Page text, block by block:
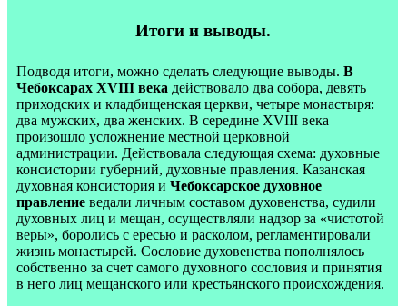
Итоги и выводы.
Подводя итоги, можно сделать следующие выводы. В
Чебоксарах XVIII века действовало два собора, девять
приходских и кладбищенская церкви, четыре монастыря:
два мужских, два женских. В середине XVIII века
произошло усложнение местной церковной
администрации. Действовала следующая схема: духовные
консистории губерний, духовные правления. Казанская
духовная консистория и Чебоксарское духовное
правление ведали личным составом духовенства, судили
духовных лиц и мещан, осуществляли надзор за «чистотой
веры», боролись с ересью и расколом, регламентировали
жизнь монастырей. Сословие духовенства пополнялось
собственно за счет самого духовного сословия и принятия
в него лиц мещанского или крестьянского происхождения.